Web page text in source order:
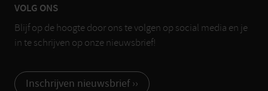
VOLG ONS
Blijf op de hoogte door ons te volgen op social media en je
in te schrijven op onze nieuwsbrief!
Inschrijven nieuwsbrief ››